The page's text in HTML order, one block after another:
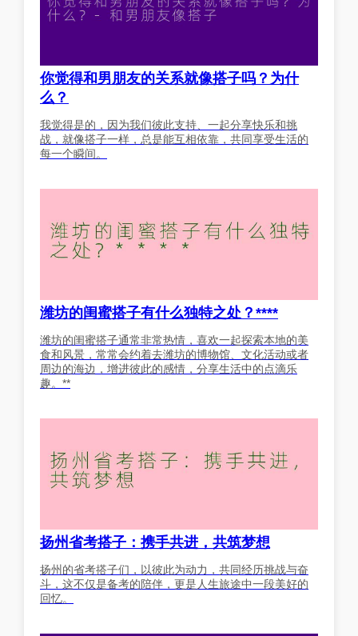
你觉得和男朋友的关系就像搭子吗？为什
么？
我觉得是的，因为我们彼此支持、一起分享快乐和挑
战，就像搭子一样，总是能互相依靠，共同享受生活的
每一个瞬间。
潍坊的闺蜜搭子有什么独特之处？****
潍坊的闺蜜搭子通常非常热情，喜欢一起探索本地的美
食和风景，常常会约着去潍坊的博物馆、文化活动或者
周边的海边，增进彼此的感情，分享生活中的点滴乐
趣。**
扬州省考搭子：携手共进，共筑梦想
扬州的省考搭子们，以彼此为动力，共同经历挑战与奋
斗，这不仅是备考的陪伴，更是人生旅途中一段美好的
回忆。